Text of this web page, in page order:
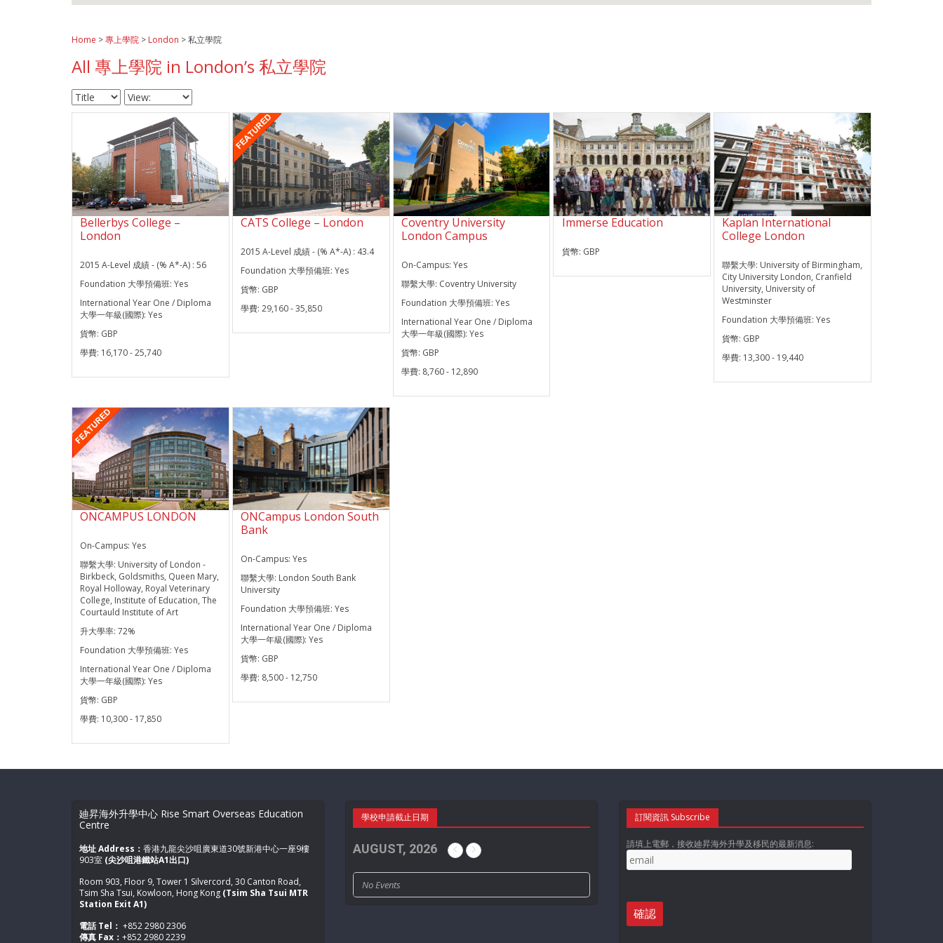
Home >專上學院 > London > 私立學院
All 專上學院 in London’s 私立學院
Bellerbys College –
London
2015 A-Level 成績 - (% A*-A) :56
Foundation 大學預備班:Yes
International Year One / Diploma
大學一年級(國際):Yes
貨幣: GBP
學費: 16,170 - 25,740
CATS College – London
2015 A-Level 成績 - (% A*-A) : 43.4
Foundation 大學預備班: Yes
貨幣: GBP
學費: 29,160 - 35,850
Coventry University
London Campus
On-Campus: Yes
聯繫大學: Coventry University
Foundation 大學預備班: Yes
International Year One / Diploma
大學一年級(國際): Yes
貨幣: GBP
學費: 8,760 - 12,890
Immerse Education
貨幣: GBP
Kaplan International
College London
聯繫大學: University of Birmingham,
City University London, Cranfield
University, University of
Westminster
Foundation 大學預備班:Yes
貨幣: GBP
學費: 13,300 - 19,440
ONCAMPUS LONDON
On-Campus:Yes
聯繫大學: University of London -
Birkbeck, Goldsmiths, Queen Mary,
Royal Holloway, Royal Veterinary
College, Institute of Education, The
Courtauld Institute of Art
升大學率:72%
Foundation 大學預備班:Yes
International Year One / Diploma
大學一年級(國際):Yes
貨幣: GBP
學費: 10,300 - 17,850
ONCampus London South
Bank
On-Campus: Yes
聯繫大學: London South Bank
University
Foundation 大學預備班: Yes
International Year One / Diploma
大學一年級(國際): Yes
貨幣: GBP
學費: 8,500 - 12,750
廸昇海外升學中心 Rise Smart Overseas Education
Centre
地址 Address： 香港九龍尖沙咀廣東道30號新港中心一座9樓
903室 (尖沙咀港鐵站A1出口)
Room 903, Floor 9, Tower 1 Silvercord, 30 Canton Road,
Tsim Sha Tsui, Kowloon, Hong Kong (Tsim Sha Tsui MTR
Station Exit A1)
電話 Tel： +852 2980 2306
傳真 Fax： +852 2980 2239
學校申請截止日期
AUGUST, 2026
No Events
訂閱資訊 Subscribe
請填上電郵，接收廸昇海外升學及移民的最新消息: